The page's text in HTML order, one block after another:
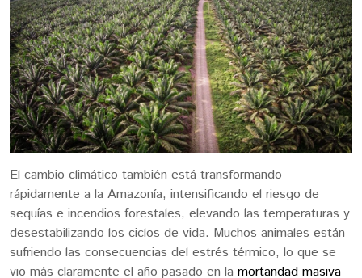
El cambio climático también está transformando
rápidamente a la Amazonía, intensificando el riesgo de
sequías e incendios forestales, elevando las temperaturas y
desestabilizando los ciclos de vida. Muchos animales están
sufriendo las consecuencias del estrés térmico, lo que se
vio más claramente el año pasado en la mortandad masiva